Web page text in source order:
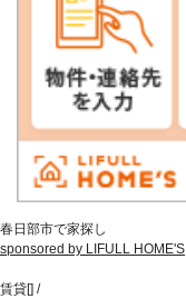
春日部市で家探し
sponsored by LIFULL HOME'S
賃貸[] /